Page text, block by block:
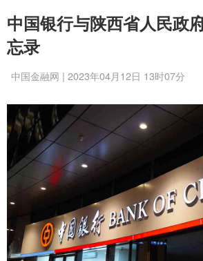
中国银行与陕西省人民政
忘录
中国金融网 | 2023年04月12日 13时07分